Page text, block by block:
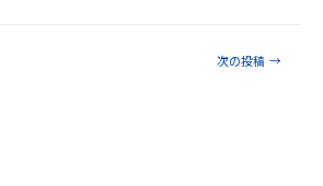
次の投稿 →